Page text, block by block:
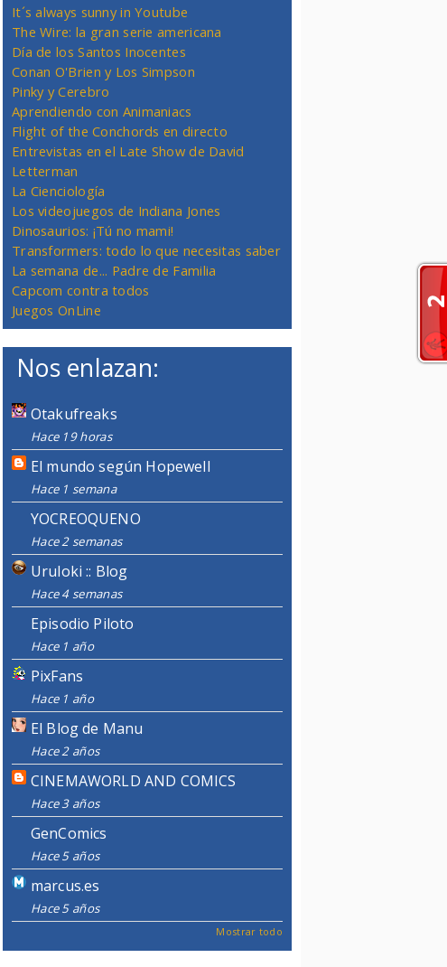
It´s always sunny in Youtube
The Wire: la gran serie americana
Día de los Santos Inocentes
Conan O'Brien y Los Simpson
Pinky y Cerebro
Aprendiendo con Animaniacs
Flight of the Conchords en directo
Entrevistas en el Late Show de David
Letterman
La Cienciología
Los videojuegos de Indiana Jones
Dinosaurios: ¡Tú no mami!
Transformers: todo lo que necesitas saber
La semana de... Padre de Familia
Capcom contra todos
Juegos OnLine
Nos enlazan:
Otakufreaks
Hace 19 horas
El mundo según Hopewell
Hace 1 semana
YOCREOQUENO
Hace 2 semanas
Uruloki :: Blog
Hace 4 semanas
Episodio Piloto
Hace 1 año
PixFans
Hace 1 año
El Blog de Manu
Hace 2 años
CINEMAWORLD AND COMICS
Hace 3 años
GenComics
Hace 5 años
marcus.es
Hace 5 años
Mostrar todo